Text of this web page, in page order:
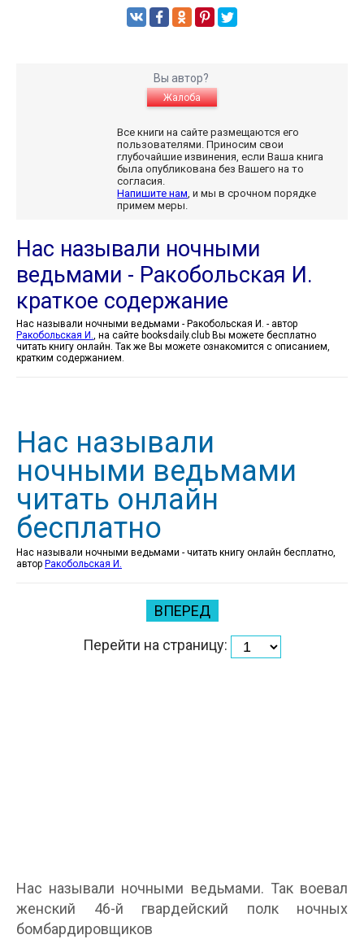
Вы автор?
Жалоба
Все книги на сайте размещаются его
пользователями. Приносим свои
глубочайшие извинения, если Ваша книга
была опубликована без Вашего на то
согласия.
Напишите нам , и мы в срочном порядке
примем меры.
Нас называли ночными
ведьмами - Ракобольская И.
краткое содержание
Нас называли ночными ведьмами - Ракобольская И. - автор
Ракобольская И.
, на сайте booksdaily.club Вы можете бесплатно
читать книгу онлайн. Так же Вы можете ознакомится с описанием,
кратким содержанием.
Нас называли
ночными ведьмами
читать онлайн
бесплатно
Нас называли ночными ведьмами - читать книгу онлайн бесплатно,
автор Ракобольская И.
ВПЕРЕД
Перейти на страницу:
Нас называли ночными ведьмами. Так воевал
женский 46-й гвардейский полк ночных
бомбардировщиков